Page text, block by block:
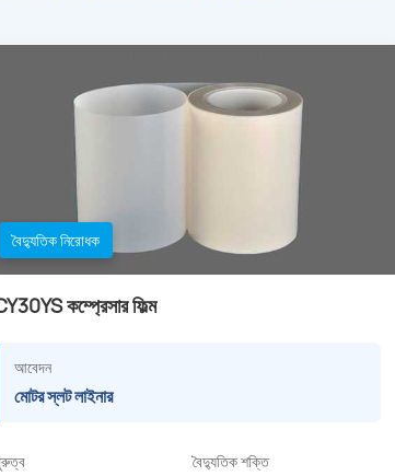
বৈদ্যুতিক নিরোধক
কম্প্রেসার ফিল্ম
আবেদন
মোটর স্লট লাইনার
বৈদ্যুতিক শক্তি